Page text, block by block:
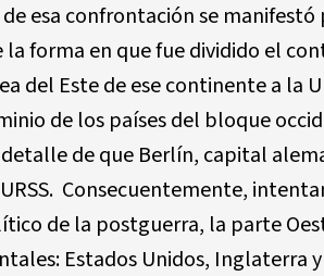
esa confrontación se
la forma en que fue dividido el
del Este de ese continente a la
de los países del bloque
de que Berlín, capital
Consecuentemente,
de la postguerra, la parte
Estados Unidos, Inglaterra